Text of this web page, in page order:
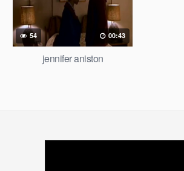
54 00:43
jennifer aniston